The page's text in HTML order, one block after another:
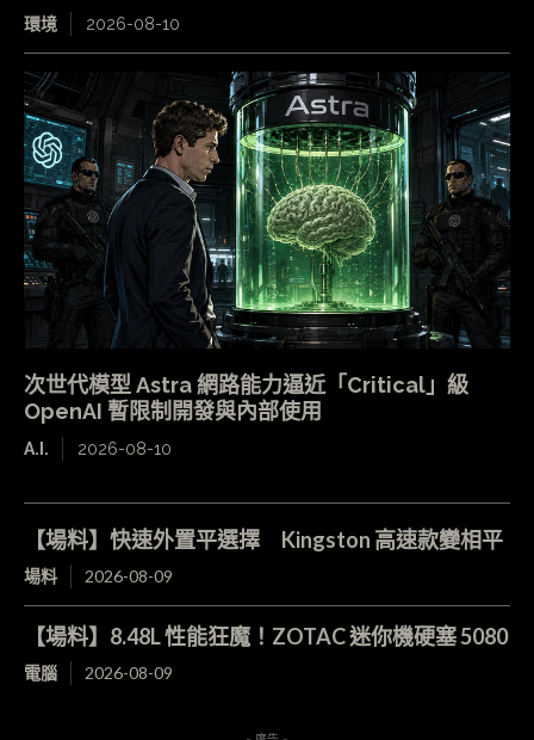
環境 2026-08-10
次世代模型 Astra 網路能力逼近「Critical」級
OpenAI 暫限制開發與內部使用
A.I. 2026-08-10
【場料】快速外置平選擇 Kingston 高速款變相平
場料 2026-08-09
【場料】8.48L 性能狂魔！ZOTAC 迷你機硬塞 5080
電腦 2026-08-09